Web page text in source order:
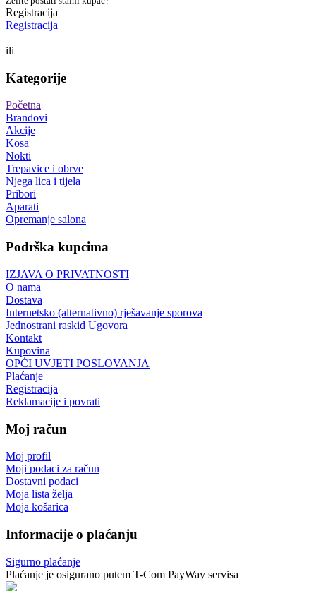
Registracija
Registracija
ili
Kategorije
Početna
Brandovi
Akcije
Kosa
Nokti
Trepavice i obrve
Njega lica i tijela
Pribori
Aparati
Opremanje salona
Podrška kupcima
IZJAVA O PRIVATNOSTI
O nama
Dostava
Internetsko (alternativno) rješavanje sporova
Jednostrani raskid Ugovora
Kontakt
Kupovina
OPĆI UVJETI POSLOVANJA
Plaćanje
Registracija
Reklamacije i povrati
Moj račun
Moj profil
Moji podaci za račun
Dostavni podaci
Moja lista želja
Moja košarica
Informacije o plaćanju
Sigurno plaćanje
Plaćanje je osigurano putem T-Com PayWay servisa